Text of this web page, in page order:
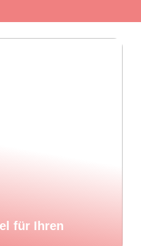
für Ihren